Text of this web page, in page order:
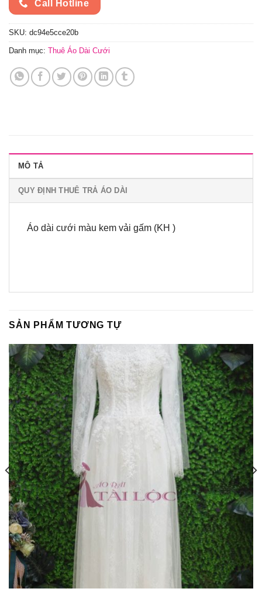
Call Hotline
SKU: dc94e5cce20b
Danh mục: Thuê Áo Dài Cưới
MÔ TẢ
QUY ĐỊNH THUÊ TRẢ ÁO DÀI
Áo dài cưới màu kem vải gấm (KH )
SẢN PHẨM TƯƠNG TỰ